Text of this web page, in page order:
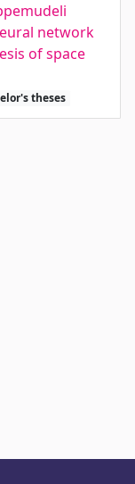
network
of space
theses